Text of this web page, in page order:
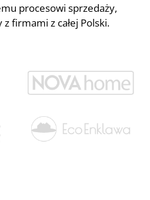
procesowi sprzedaży,
firmami z całej Polski.